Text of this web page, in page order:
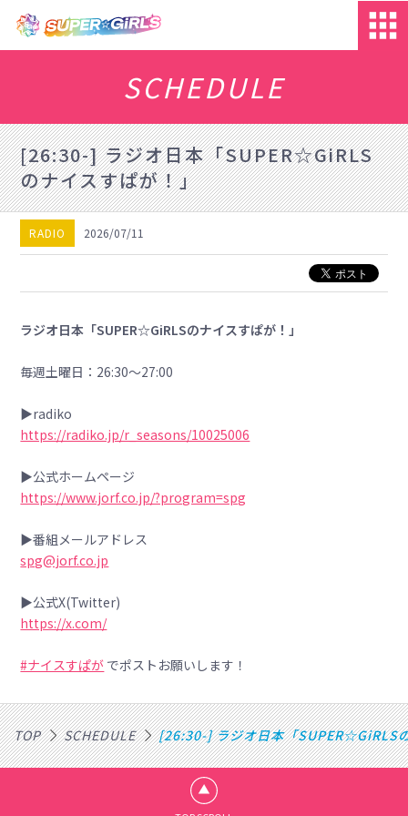
SCHEDULE
[26:30-] ラジオ日本「SUPER☆GiRLS
のナイスすぱが！」
RADIO 2026/07/11
ラジオ日本「SUPER☆GiRLSのナイスすぱが！」
毎週土曜日：26:30～27:00
▶radiko
https://radiko.jp/r_seasons/10025006
▶公式ホームページ
https://www.jorf.co.jp/?program=spg
▶番組メールアドレス
spg@jorf.co.jp
▶公式X(Twitter)
https://x.com/
#ナイスすぱが でポストお願いします！
TOP SCHEDULE [26:30-] ラジオ日本「SUPER☆GiRLS